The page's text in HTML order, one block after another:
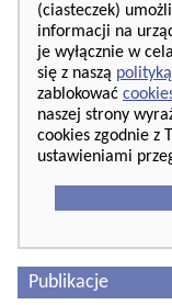
(ciasteczek)
informacji na
je wyłącznie w
się z naszą
zablokować
naszej strony
cookies zgodnie z
ustawieniami
Publikacje